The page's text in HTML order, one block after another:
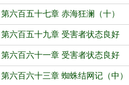
第六百五十七章 赤海狂澜（十）
第六百五十九章 受害者状态良好
（上）
第六百六十一章 受害者状态良好
（下）
第六百六十三章 蜘蛛结网记（中）